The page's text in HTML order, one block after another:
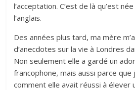
l’acceptation. C’est de là qu’est
l’anglais.
Des années plus tard, ma mère
d’anecdotes sur la vie à Londres
Non seulement elle a gardé un
francophone, mais aussi parce que
comment elle avait réussi à élever